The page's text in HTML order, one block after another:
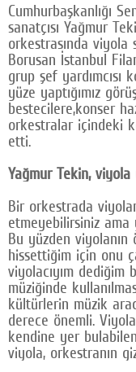
SOSYAL MEDYA
Facebook
Twitter
Google Plus
© 2026 TÜM HAKLARI SAKLIDIR
Cumhurbaşkanlığı
sanatçısı Yağmur
orkestrasında viyola
Borusan İstanbul
grup şef yardımcısı
yüze yaptığımız
bestecilere,konser
orkestralar içindeki
etti.
Yağmur Tekin, viyola
Bir orkestrada
etmeyebilirsiniz
Bu yüzden
hissettiğim için onu
viyolacıyım dediğim
müziğinde
kültürlerin müzik
derece önemli.
kendine yer
viyola, orkestranın